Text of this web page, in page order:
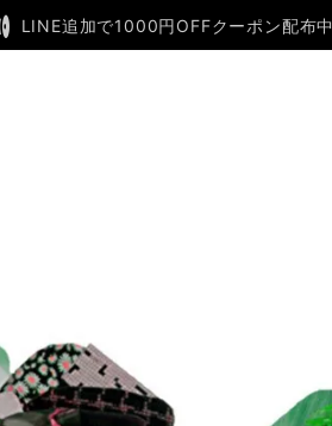
LINE追加で1000円OFFクーポン配布中